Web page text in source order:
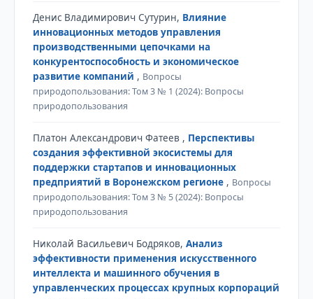
Денис Владимирович Сутурин, Влияние
инновационных методов управления
производственными цепочками на
конкурентоспособность и экономическое
развитие компаний , Вопросы
природопользования: Том 3 № 1 (2024): Вопросы
природопользования
Платон Александрович Фатеев , Перспективы
создания эффективной экосистемы для
поддержки стартапов и инновационных
предприятий в Воронежском регионе , Вопросы
природопользования: Том 3 № 5 (2024): Вопросы
природопользования
Николай Васильевич Бодряков, Анализ
эффективности применения искусственного
интеллекта и машинного обучения в
управленческих процессах крупных корпораций